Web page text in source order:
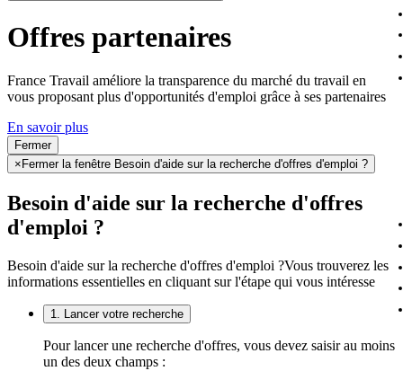
Offres partenaires
France Travail améliore la transparence du marché du travail en
vous proposant plus d'opportunités d'emploi grâce à ses partenaires
En savoir plus
Fermer
× Fermer la fenêtre Besoin d'aide sur la recherche d'offres d'emploi ?
Besoin d'aide sur la recherche d'offres
d'emploi ?
Besoin d'aide sur la recherche d'offres d'emploi ?Vous trouverez les
informations essentielles en cliquant sur l'étape qui vous intéresse
1. Lancer votre recherche
Pour lancer une recherche d'offres, vous devez saisir au moins
un des deux champs :